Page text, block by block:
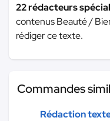
22 rédacteurs
contenus Beauté /
rédiger ce texte.
Commandes
Rédaction